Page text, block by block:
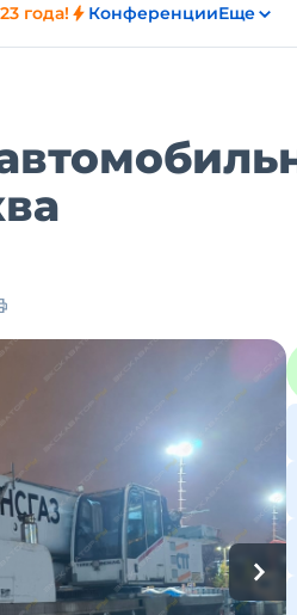
года! КонференцииЕще